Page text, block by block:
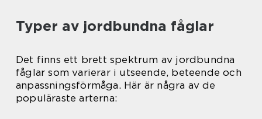
Typer av jordbundna fåglar
Det finns ett brett spektrum av jordbundna
fåglar som varierar i utseende, beteende och
anpassningsförmåga. Här är några av de
populäraste arterna: